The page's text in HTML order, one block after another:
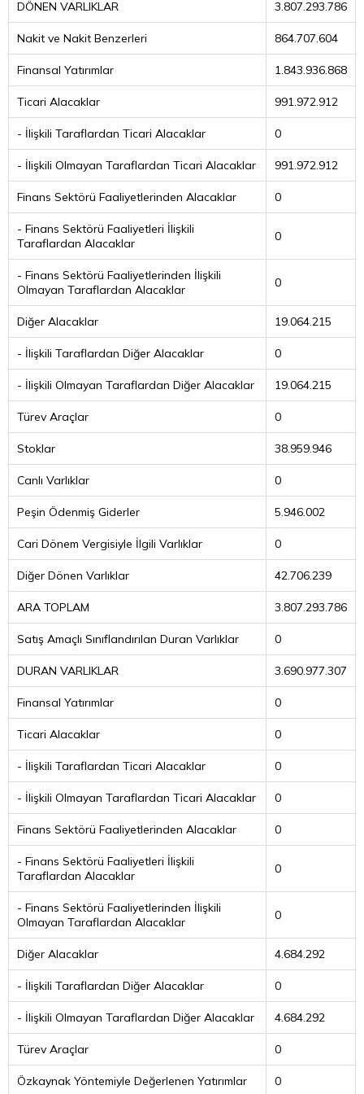
DÖNEN VARLIKLAR 3.807.293.786
Nakit ve Nakit Benzerleri 864.707.604
Finansal Yatırımlar 1.843.936.868
Ticari Alacaklar 991.972.912
- İlişkili Taraflardan Ticari Alacaklar 0
- İlişkili Olmayan Taraflardan Ticari Alacaklar 991.972.912
Finans Sektörü Faaliyetlerinden Alacaklar 0
- Finans Sektörü Faaliyetleri İlişkili
Taraflardan Alacaklar
0
- Finans Sektörü Faaliyetlerinden İlişkili
Olmayan Taraflardan Alacaklar
0
Diğer Alacaklar 19.064.215
- İlişkili Taraflardan Diğer Alacaklar 0
- İlişkili Olmayan Taraflardan Diğer Alacaklar 19.064.215
Türev Araçlar 0
Stoklar 38.959.946
Canlı Varlıklar 0
Peşin Ödenmiş Giderler 5.946.002
Cari Dönem Vergisiyle İlgili Varlıklar 0
Diğer Dönen Varlıklar 42.706.239
ARA TOPLAM 3.807.293.786
Satış Amaçlı Sınıflandırılan Duran Varlıklar 0
DURAN VARLIKLAR 3.690.977.307
Finansal Yatırımlar 0
Ticari Alacaklar 0
- İlişkili Taraflardan Ticari Alacaklar 0
- İlişkili Olmayan Taraflardan Ticari Alacaklar 0
Finans Sektörü Faaliyetlerinden Alacaklar 0
- Finans Sektörü Faaliyetleri İlişkili
Taraflardan Alacaklar
0
- Finans Sektörü Faaliyetlerinden İlişkili
Olmayan Taraflardan Alacaklar
0
Diğer Alacaklar 4.684.292
- İlişkili Taraflardan Diğer Alacaklar 0
- İlişkili Olmayan Taraflardan Diğer Alacaklar 4.684.292
Türev Araçlar 0
Özkaynak Yöntemiyle Değerlenen Yatırımlar 0